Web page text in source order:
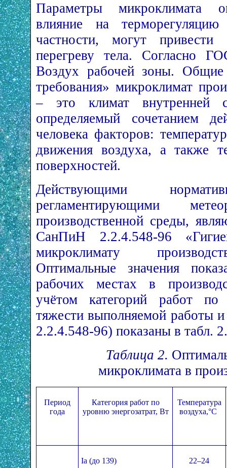
Параметры микроклимата
влияние на
частности, могут
перегреву тела. Согласно
Воздух рабочей зоны. Общие
требования» микроклимат
– это климат внутренней
определяемый сочетанием
человека факторов:
движения воздуха, а также
поверхностей.
Действующими
регламентирующими
производственной среды,
СанПиН 2.2.4.548-96
микроклимату
Оптимальные значения
рабочих местах в
учётом категорий работ по
тяжести выполняемой работы
2.2.4.548-96) показаны в табл. 2.
Таблица 2.
микроклимата в
Период
года
Категория работ по
уровню энергозатрат, Вт
Температура
воздуха,°С
Iа (до 139) 22–24